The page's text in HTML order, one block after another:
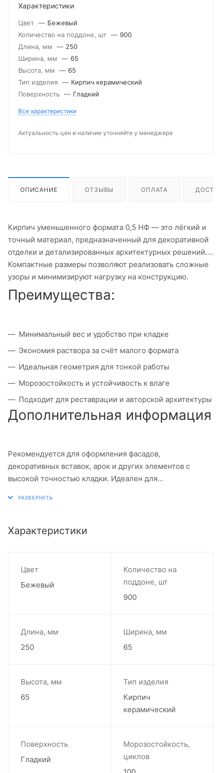
Характеристики
Цвет — Бежевый
Количество на поддоне, шт — 900
Длина, мм
— 250
Ширина, мм
— 65
Высота, мм
— 65
Тип изделия — Кирпич керамический
Поверхность — Гладкий
Все характеристики
Актуальность цен и наличие уточняйте у менеджера
ОПИСАНИЕ ОТЗЫВЫ ОПЛАТА
Кирпич уменьшенного формата 0,5 НФ — это лёгкий и
точный материал, предназначенный для декоративной
отделки и детализированных архитектурных решений.
Компактные размеры позволяют реализовать сложные
узоры и минимизируют нагрузку на конструкцию.
Преимущества:
Минимальный вес и удобство при кладке
Экономия раствора за счёт малого формата
Идеальная геометрия для тонкой работы
Морозостойкость и устойчивость к влаге
Подходит для реставрации и авторской архитектуры
Дополнительная информация
Рекомендуется для оформления фасадов,
декоративных вставок, арок и других элементов с
высокой точностью кладки. Идеален для
Характеристики
Цвет
Бежевый
Количество на
поддоне, шт
900
Длина, мм
250
Ширина, мм
65
Высота, мм
65
Тип изделия
Кирпич
керамический
Поверхность
Гладкий
Морозостойкость,
циклов